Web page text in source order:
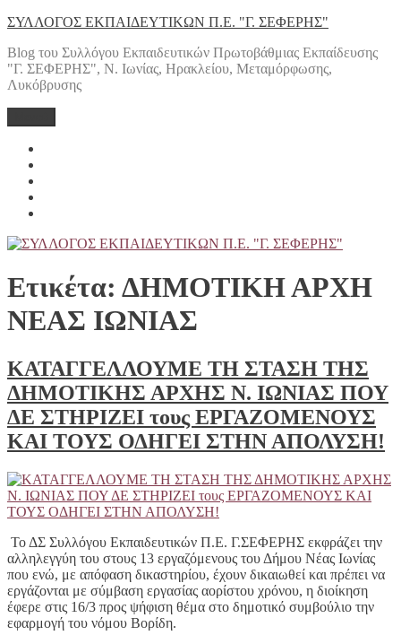
Μετάβαση
περιεχόμενο
ΣΥΛΛΟΓΟΣ ΕΚΠΑΙΔΕΥΤΙΚΩΝ Π.Ε. "Γ. ΣΕΦΕΡΗΣ"
Blog του Συλλόγου Εκπαιδευτικών Πρωτοβάθμιας Εκπαίδευσης
"Γ. ΣΕΦΕΡΗΣ", Ν. Ιωνίας, Ηρακλείου, Μεταμόρφωσης,
Λυκόβρυσης
Ετικέτα: ΔΗΜΟΤΙΚΗ ΑΡΧΗ
ΝΕΑΣ ΙΩΝΙΑΣ
ΚΑΤΑΓΓΕΛΛΟΥΜΕ ΤΗ ΣΤΑΣΗ ΤΗΣ
ΔΗΜΟΤΙΚΗΣ ΑΡΧΗΣ Ν. ΙΩΝΙΑΣ ΠΟΥ
ΔΕ ΣΤΗΡΙΖΕΙ τους ΕΡΓΑΖΟΜΕΝΟΥΣ
ΚΑΙ ΤΟΥΣ ΟΔΗΓΕΙ ΣΤΗΝ ΑΠΟΛΥΣΗ!
Το ΔΣ Συλλόγου Εκπαιδευτικών Π.Ε. Γ.ΣΕΦΕΡΗΣ εκφράζει την
αλληλεγγύη του στους 13 εργαζόμενους του Δήμου Νέας Ιωνίας
που ενώ, με απόφαση δικαστηρίου, έχουν δικαιωθεί και πρέπει να
εργάζονται με σύμβαση εργασίας αορίστου χρόνου, η διοίκηση
έφερε στις 16/3 προς ψήφιση θέμα στο δημοτικό συμβούλιο την
εφαρμογή του νόμου Βορίδη.